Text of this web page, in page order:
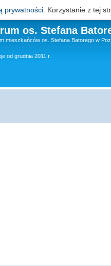
os. Stefana
mieszkańców os. Stefana Batorego w
od grudnia 2011 r.
prywatności. Korzystanie z tej